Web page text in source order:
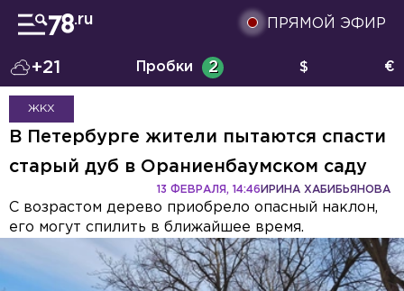
ПРЯМОЙ ЭФИР
+21 Пробки 2 $ €
ЖКХ
В Петербурге жители пытаются спасти
старый дуб в Ораниенбаумском саду
ИРИНА ХАБИБЬЯНОВА
13 ФЕВРАЛЯ, 14:46
С возрастом дерево приобрело опасный наклон,
его могут спилить в ближайшее время.